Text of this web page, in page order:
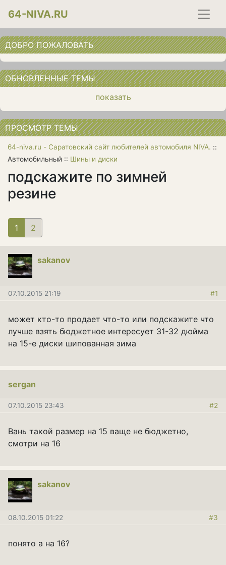
64-NIVA.RU
ДОБРО ПОЖАЛОВАТЬ
ОБНОВЛЕННЫЕ ТЕМЫ
показать
ПРОСМОТР ТЕМЫ
64-niva.ru - Саратовский сайт любителей автомобиля NIVA. ::
Автомобильный :: Шины и диски
подскажите по зимней
резине
1 (current)
2
sakanov
07.10.2015 21:19 #1
может кто-то продает что-то или подскажите что
лучше взять бюджетное интересует 31-32 дюйма
на 15-е диски шипованная зима
sergan
07.10.2015 23:43 #2
Вань такой размер на 15 ваще не бюджетно,
смотри на 16
sakanov
08.10.2015 01:22 #3
понято а на 16?